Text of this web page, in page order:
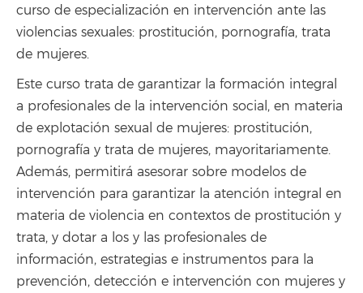
curso de especialización en intervención ante las
violencias sexuales: prostitución, pornografía, trata
de mujeres.
Este curso trata de garantizar la formación integral
a profesionales de la intervención social, en materia
de explotación sexual de mujeres: prostitución,
pornografía y trata de mujeres, mayoritariamente.
Además, permitirá asesorar sobre modelos de
intervención para garantizar la atención integral en
materia de violencia en contextos de prostitución y
trata, y dotar a los y las profesionales de
información, estrategias e instrumentos para la
prevención, detección e intervención con mujeres y